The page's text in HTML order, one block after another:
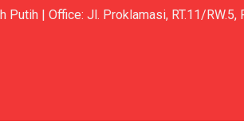
| Office: Jl. Proklamasi, RT.11/